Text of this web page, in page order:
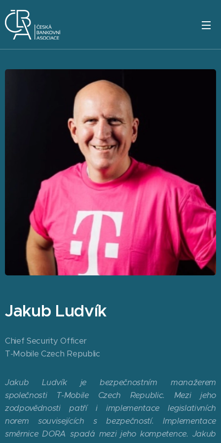
Jakub Ludvík
Chief Security Officer
T-Mobile Czech Republic
Jakub Ludvík je bezpečnostním manažerem
společnosti T-Mobile Czech Republic. Mezi jeho
zodpovědnosti patří i implementace legislativních
norem souvisejících s bezpečností. Implementace
směrnice DORA spadá mezi jeho kompetence. Jakub